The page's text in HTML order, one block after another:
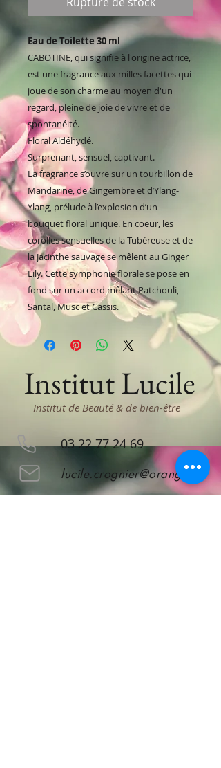
Eau de Toilette 30 ml
CABOTINE, qui signifie à l'origine actrice,
est une fragrance aux milles facettes qui
joue de son charme au moyen d'un
regard, pleine de joie de vivre et de
spontanéité.
Floral Aldéhydé.
Surprenant, sensuel, captivant.
La fragrance s’ouvre sur un tourbillon de
Mandarine, de Gingembre et d’Ylang-
Ylang, prélude à l’explosion d’un
bouquet floral unique. En coeur, les
corolles sensuelles de la Tubéreuse et de
la Jacinthe sauvage se mêlent au Ginger
Lily. Cette symphonie florale se pose en
fond sur un accord mêlant Patchouli,
Santal, Musc et Cassis.
Institut Lucile
Institut de Beauté & de bien-être
03 22 77 24 69
lucile.crognier@orange.fr